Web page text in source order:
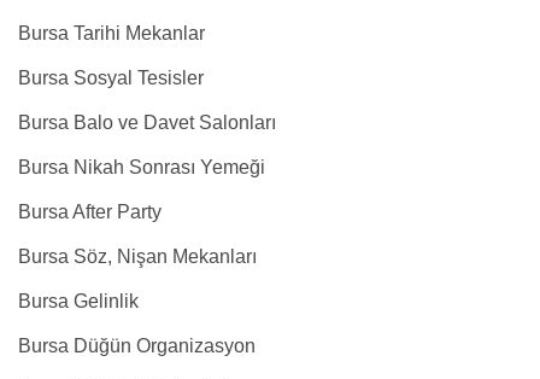
Bursa Tarihi Mekanlar
Bursa Sosyal Tesisler
Bursa Balo ve Davet Salonları
Bursa Nikah Sonrası Yemeği
Bursa After Party
Bursa Söz, Nişan Mekanları
Bursa Gelinlik
Bursa Düğün Organizasyon